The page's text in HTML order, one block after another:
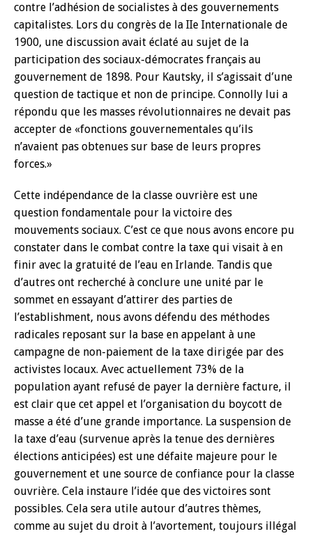
contre l’adhésion de socialistes à des gouvernements
capitalistes. Lors du congrès de la IIe Internationale de
1900, une discussion avait éclaté au sujet de la
participation des sociaux-démocrates français au
gouvernement de 1898. Pour Kautsky, il s’agissait d’une
question de tactique et non de principe. Connolly lui a
répondu que les masses révolutionnaires ne devait pas
accepter de «fonctions gouvernementales qu’ils
n’avaient pas obtenues sur base de leurs propres
forces.»
Cette indépendance de la classe ouvrière est une
question fondamentale pour la victoire des
mouvements sociaux. C’est ce que nous avons encore pu
constater dans le combat contre la taxe qui visait à en
finir avec la gratuité de l’eau en Irlande. Tandis que
d’autres ont recherché à conclure une unité par le
sommet en essayant d’attirer des parties de
l’establishment, nous avons défendu des méthodes
radicales reposant sur la base en appelant à une
campagne de non-paiement de la taxe dirigée par des
activistes locaux. Avec actuellement 73% de la
population ayant refusé de payer la dernière facture, il
est clair que cet appel et l’organisation du boycott de
masse a été d’une grande importance. La suspension de
la taxe d’eau (survenue après la tenue des dernières
élections anticipées) est une défaite majeure pour le
gouvernement et une source de confiance pour la classe
ouvrière. Cela instaure l’idée que des victoires sont
possibles. Cela sera utile autour d’autres thèmes,
comme au sujet du droit à l’avortement, toujours illégal